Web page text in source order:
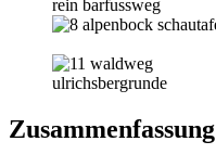
Zusammenfassung